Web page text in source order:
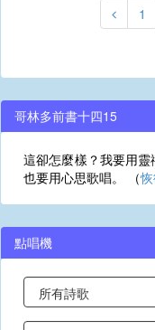
1
哥林多前書十四15
這卻怎麼樣？我要用靈
也要用心思歌唱。 （
點唱機